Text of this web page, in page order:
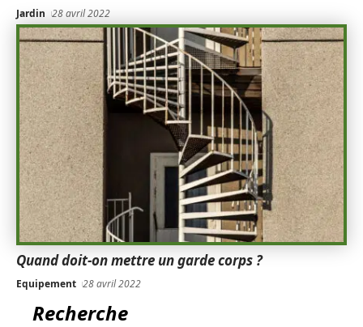
Jardin 28 avril 2022
Quand doit-on mettre un garde corps ?
Equipement 28 avril 2022
Recherche